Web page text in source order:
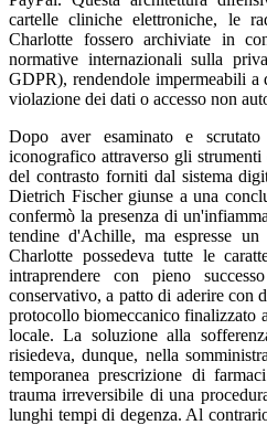
cartelle cliniche elettroniche, le
Charlotte fossero archiviate in
normative internazionali sulla
GDPR), rendendole impermeabili a
violazione dei dati o accesso non
Dopo aver esaminato e scrutato
iconografico attraverso gli
del contrasto forniti dal sistema
Dietrich Fischer giunse a una
confermò la presenza di
tendine d'Achille, ma espresse un
Charlotte possedeva tutte le
intraprendere con pieno
conservativo, a patto di aderire con
protocollo biomeccanico finalizzato
locale. La soluzione alla
risiedeva, dunque, nella
temporanea prescrizione di
trauma irreversibile di una
lunghi tempi di degenza. Al